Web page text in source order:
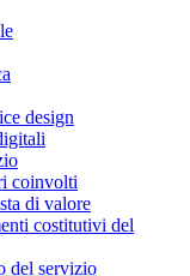
design
coinvolti
di valore
costitutivi del
del servizio